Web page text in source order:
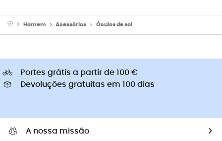
Homem Acessórios Óculos de sol
Portes grátis a partir de 100 €
Devoluções gratuitas em 100 dias
A nossa missão